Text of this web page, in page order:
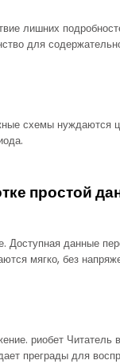
лишних
для
схемы нуждаются
простой
Доступная данные
мягко, без
риобет Читатель
преграды для